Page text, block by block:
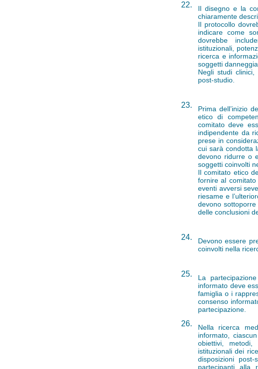
22.
Il disegno e la
chiaramente
Il protocollo
indicare come
dovrebbe
istituzionali,
ricerca e
soggetti
Negli studi
post-studio.
23.
Prima dell’inizio
etico di
comitato deve
indipendente da
prese in
cui sarà condotta
devono ridurre o
soggetti coinvolti
Il comitato etico
fornire al
eventi avversi
riesame e
devono
delle conclusioni
24.
Devono essere
coinvolti nella
25.
La
informato deve
famiglia o i
consenso
partecipazione.
26.
Nella ricerca
informato,
obiettivi,
istituzionali dei
disposizioni
partecipanti alla